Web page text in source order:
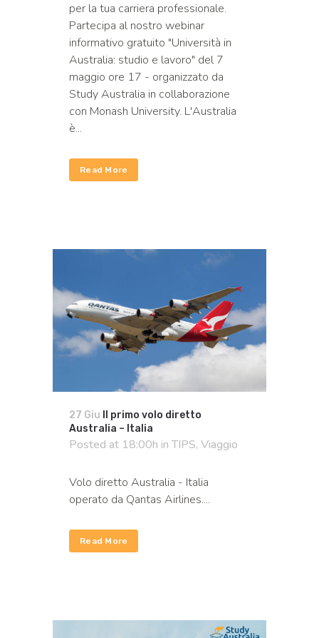
per la tua carriera professionale.
Partecipa al nostro webinar
informativo gratuito "Università in
Australia: studio e lavoro" del 7
maggio ore 17 - organizzato da
Study Australia in collaborazione
con Monash University. L'Australia
è...
Read More
27 Giu
Il primo volo diretto
Australia – Italia
Posted at 18:00h in TIPS, Viaggio
Volo diretto Australia - Italia
operato da Qantas Airlines....
Read More